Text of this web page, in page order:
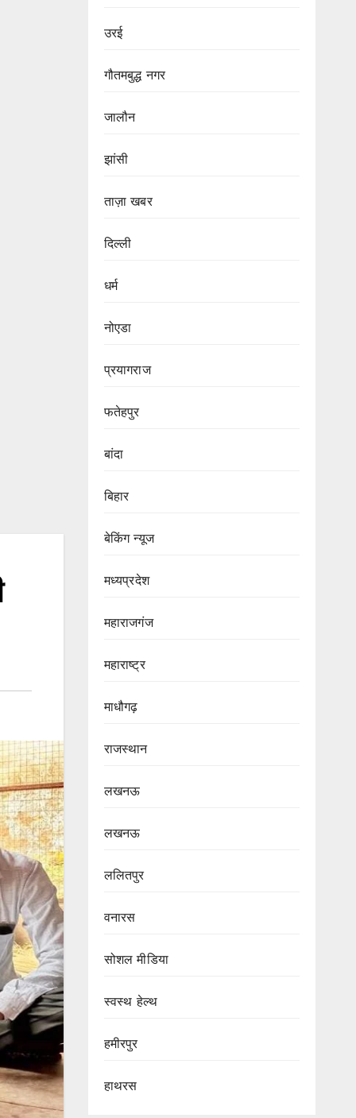
उरई
गौतमबुद्ध नगर
जालौन
झांसी
ताज़ा खबर
दिल्ली
धर्म
नोएडा
प्रयागराज
फतेहपुर
बांदा
बिहार
बेकिंग न्यूज
मध्यप्रदेश
महाराजगंज
महाराष्ट्र
माधौगढ़
राजस्थान
लखनऊ
लखनऊ
ललितपुर
वनारस
सोशल मीडिया
स्वस्थ हेल्थ
हमीरपुर
हाथरस